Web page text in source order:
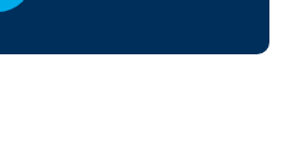
Basquete